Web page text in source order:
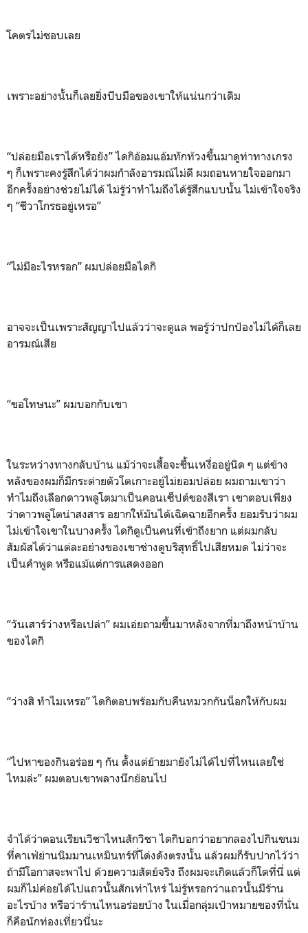
โคตรไม่ชอบเลย
เพราะอย่างนั้นก็เลยยิ่งบีบมือของเขาให้แน่นกว่าเดิม
“ปล่อยมือเราได้หรือยัง” ไดกิอ้อมแอ้มทักท้วงขึ้นมาดูท่าทางเกรง
ๆ ก็เพราะคงรู้สึกได้ว่าผมกำลังอารมณ์ไม่ดี ผมถอนหายใจออกมา
อีกครั้งอย่างช่วยไม่ได้ ไม่รู้ว่าทำไมถึงได้รู้สึกแบบนั้น ไม่เข้าใจจริง
ๆ “ชีวาโกรธอยู่เหรอ”
“ไม่มีอะไรหรอก” ผมปล่อยมือไดกิ
อาจจะเป็นเพราะสัญญาไปแล้วว่าจะดูแล พอรู้ว่าปกป้องไม่ได้ก็เลย
อารมณ์เสีย
“ขอโทษนะ” ผมบอกกับเขา
ในระหว่างทางกลับบ้าน แม้ว่าจะเสื้อจะชื้นเหงื่ออยู่นิด ๆ แต่ข้าง
หลังของผมก็มีกระต่ายตัวโตเกาะอยู่ไม่ยอมปล่อย ผมถามเขาว่า
ทำไมถึงเลือกดาวพลูโตมาเป็นคอนเซ็ปต์ของสีเรา เขาตอบเพียง
ว่าดาวพลูโตน่าสงสาร อยากให้มันได้เฉิดฉายอีกครั้ง ยอมรับว่าผม
ไม่เข้าใจเขาในบางครั้ง ไดกิดูเป็นคนที่เข้าถึงยาก แต่ผมกลับ
สัมผัสได้ว่าแต่ละอย่างของเขาช่างดูบริสุทธิ์ไปเสียหมด ไม่ว่าจะ
เป็นคำพูด หรือแม้แต่การแสดงออก
“วันเสาร์ว่างหรือเปล่า” ผมเอ่ยถามขึ้นมาหลังจากที่มาถึงหน้าบ้าน
ของไดกิ
“ว่างสิ ทำไมเหรอ” ไดกิตอบพร้อมกับคืนหมวกกันน็อกให้กับผม
“ไปหาของกินอร่อย ๆ กัน ตั้งแต่ย้ายมายังไม่ได้ไปที่ไหนเลยใช่
ไหมล่ะ” ผมตอบเขาพลางนึกย้อนไป
จำได้ว่าตอนเรียนวิชาไหนสักวิชา ไดกิบอกว่าอยากลองไปกินขนม
ที่คาเฟ่ย่านนิมมานเหมินทร์ที่โด่งดังตรงนั้น แล้วผมก็รับปากไว้ว่า
ถ้ามีโอกาสจะพาไป ด้วยความสัตย์จริง ถึงผมจะเกิดแล้วก็โตที่นี่ แต่
ผมก็ไม่ค่อยได้ไปแถวนั้นสักเท่าไหร่ ไม่รู้หรอกว่าแถวนั้นมีร้าน
อะไรบ้าง หรือว่าร้านไหนอร่อยบ้าง ในเมื่อกลุ่มเป้าหมายของที่นั่น
ก็คือนักท่องเที่ยวนี่นะ